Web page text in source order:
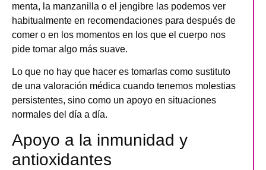
menta, la manzanilla o el jengibre las podemos ver
habitualmente en recomendaciones para después de
comer o en los momentos en los que el cuerpo nos
pide tomar algo más suave.
Lo que no hay que hacer es tomarlas como sustituto
de una valoración médica cuando tenemos molestias
persistentes, sino como un apoyo en situaciones
normales del día a día.
Apoyo a la inmunidad y
antioxidantes